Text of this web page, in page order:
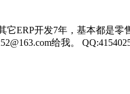
ERP开发7年，基本都是
给我。